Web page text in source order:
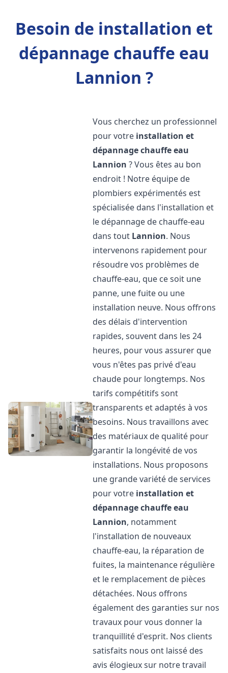
Besoin de installation et
dépannage chauffe eau
Lannion ?
Vous cherchez un professionnel
pour votre installation et
dépannage chauffe eau
Lannion ? Vous êtes au bon
endroit ! Notre équipe de
plombiers expérimentés est
spécialisée dans l'installation et
le dépannage de chauffe-eau
dans tout Lannion. Nous
intervenons rapidement pour
résoudre vos problèmes de
chauffe-eau, que ce soit une
panne, une fuite ou une
installation neuve. Nous offrons
des délais d'intervention
rapides, souvent dans les 24
heures, pour vous assurer que
vous n'êtes pas privé d'eau
chaude pour longtemps. Nos
tarifs compétitifs sont
transparents et adaptés à vos
besoins. Nous travaillons avec
des matériaux de qualité pour
garantir la longévité de vos
installations. Nous proposons
une grande variété de services
pour votre installation et
dépannage chauffe eau
Lannion, notamment
l'installation de nouveaux
chauffe-eau, la réparation de
fuites, la maintenance régulière
et le remplacement de pièces
détachées. Nous offrons
également des garanties sur nos
travaux pour vous donner la
tranquillité d'esprit. Nos clients
satisfaits nous ont laissé des
avis élogieux sur notre travail